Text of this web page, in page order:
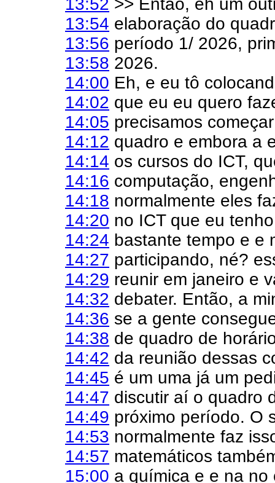
13:52 >> Então, eh um
13:54 elaboração do
13:56 período 1/ 2026,
13:58 2026.
14:00 Eh, e eu tô
14:02 que eu eu quero
14:05 precisamos
14:12 quadro e embora a
14:14 os cursos do ICT,
14:16 computação,
14:18 normalmente eles
14:20 no ICT que eu
14:24 bastante tempo e e
14:27 participando, né?
14:29 reunir em janeiro e
14:32 debater. Então, a
14:36 se a gente
14:38 de quadro de
14:42 da reunião dessas
14:45 é um uma já um
14:47 discutir aí o quadro
14:49 próximo período. O
14:53 normalmente faz
14:57 matemáticos
15:00 a química e e na no